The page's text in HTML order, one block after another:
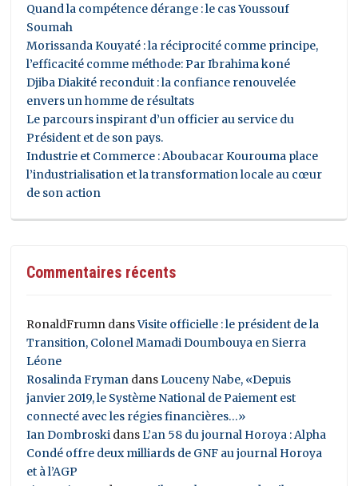
Quand la compétence dérange : le cas Youssouf
Soumah
Morissanda Kouyaté : la réciprocité comme principe,
l’efficacité comme méthode: Par Ibrahima koné
Djiba Diakité reconduit : la confiance renouvelée
envers un homme de résultats
Le parcours inspirant d’un officier au service du
Président et de son pays.
Industrie et Commerce : Aboubacar Kourouma place
l’industrialisation et la transformation locale au cœur
de son action
Commentaires récents
RonaldFrumn dansVisite officielle : le président de la
Transition, Colonel Mamadi Doumbouya en Sierra
Léone
Rosalinda Fryman dansLouceny Nabe, «Depuis
janvier 2019, le Système National de Paiement est
connecté avec les régies financières…»
Ian Dombroski dansL’an 58 du journal Horoya : Alpha
Condé offre deux milliards de GNF au journal Horoya
et à l’AGP